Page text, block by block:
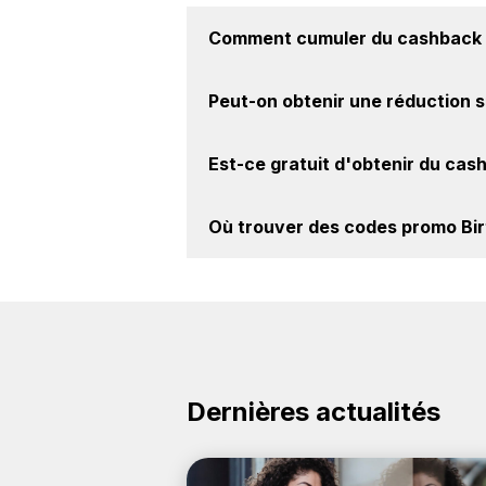
Comment cumuler du
Activer le cashback, réalisez
Peut-on obtenir une réduction
la marque Birth Atelier sur nos
Est-ce gratuit d'obtenir du
marque Birth Atelier. Oui, c'est
Où trouver des codes promo
Dernières actualités